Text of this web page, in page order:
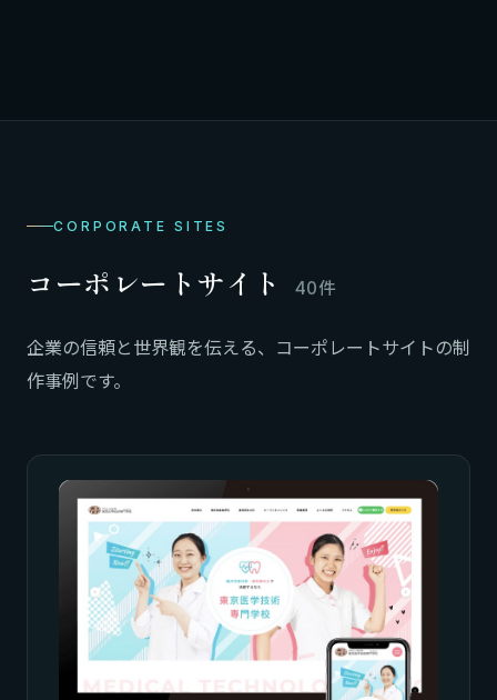
CORPORATE SITES
コーポレートサイト 40件
企業の信頼と世界観を伝える、コーポレートサイトの制
作事例です。